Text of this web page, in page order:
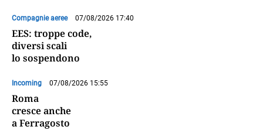
Compagnie aeree 07/08/2026 17:40
EES: troppe code,
diversi scali
lo sospendono
Incoming 07/08/2026 15:55
Roma
cresce anche
a Ferragosto